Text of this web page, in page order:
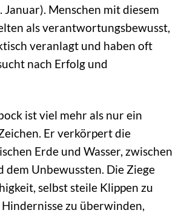
Januar). Menschen mit diesem
als verantwortungsbewusst,
veranlagt und haben oft
nach Erfolg und
ist viel mehr als nur ein
Er verkörpert die
Erde und Wasser, zwischen
dem Unbewussten. Die Ziege
selbst steile Klippen zu
zu überwinden,